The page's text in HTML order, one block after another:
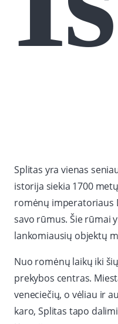
Splitas yra vienas
istorija siekia 1700
romėnų imperatoriaus
savo rūmus. Šie rūmai
lankomiausių objektų
Nuo romėnų laikų iki
prekybos centras.
veneciečių, o vėliau ir
karo, Splitas tapo